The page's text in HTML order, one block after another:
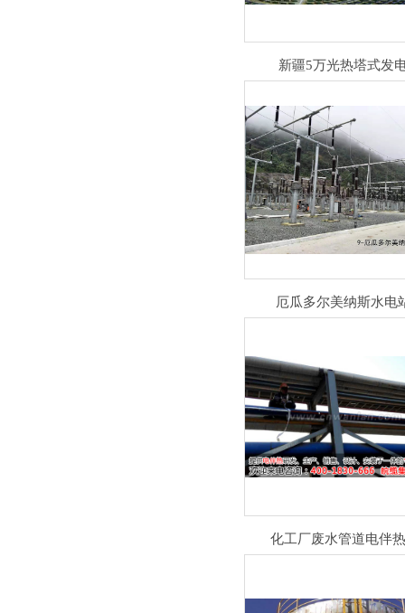
新疆5万光热塔式发
厄瓜多尔美纳斯水电
化工厂废水管道电伴